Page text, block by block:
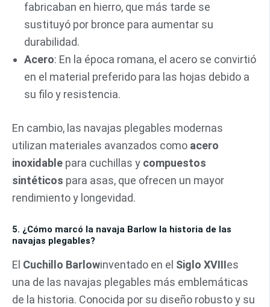
fabricaban en hierro, que más tarde se
sustituyó por bronce para aumentar su
durabilidad.
Acero: En la época romana, el acero se convirtió
en el material preferido para las hojas debido a
su filo y resistencia.
En cambio, las navajas plegables modernas
utilizan materiales avanzados como acero
inoxidable para cuchillas y compuestos
sintéticos para asas, que ofrecen un mayor
rendimiento y longevidad.
5. ¿Cómo marcó la navaja Barlow la historia de las
navajas plegables?
El Cuchillo Barlowinventado en el Siglo XVIIIes
una de las navajas plegables más emblemáticas
de la historia. Conocida por su diseño robusto y su